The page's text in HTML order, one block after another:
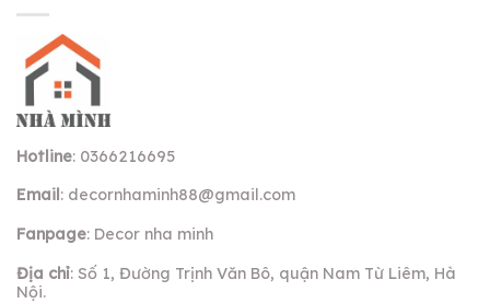
Hotline: 0366216695
Email : decornhaminh88@gmail.com
Fanpage: Decor nha minh
Địa chỉ: Số 1, Đường Trịnh Văn Bô, quận Nam Từ Liêm, Hà
Nội.